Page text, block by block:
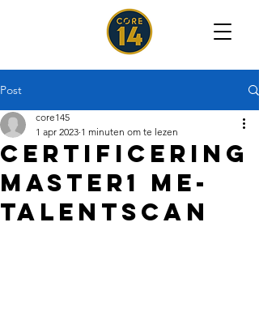
Post
Certificering
master1 Me-
talentscan
core145
1 apr 2023 1 minuten om te lezen